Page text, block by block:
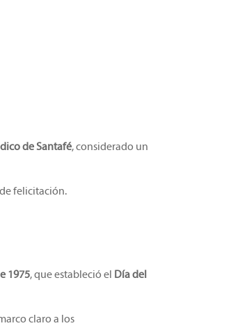
de Santafé, considerado un
felicitación.
1975, que estableció el
Día del
claro a los